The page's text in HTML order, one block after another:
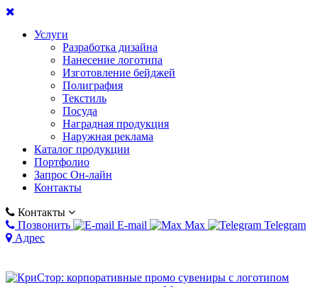
Услуги
Разработка дизайна
Нанесение логотипа
Изготовление бейджей
Полиграфия
Текстиль
Посуда
Наградная продукция
Наружная реклама
Каталог продукции
Портфолио
Запрос Он-лайн
Контакты
Контакты
Позвонить
E-mail Max
Telegram
Адрес